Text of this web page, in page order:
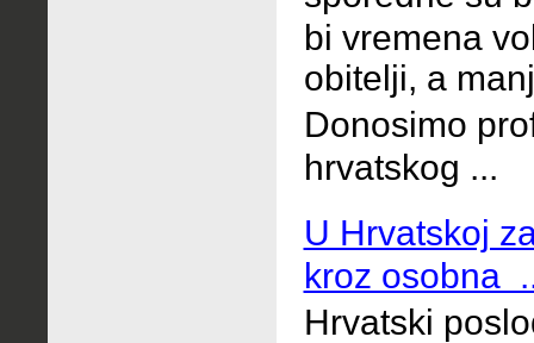
bi vremena
obitelji, a
Donosimo
hrvatskog ...
U Hrvatskoj
kroz osobna
Hrvatski